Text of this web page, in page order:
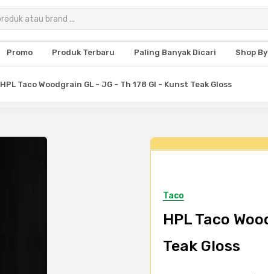
Promo Produk Terbaru Paling Banyak Dicari Shop
HPL Taco Woodgrain GL - JG - Th 178 Gl - Kunst Teak Gloss
Taco
HPL Taco
Teak Gloss